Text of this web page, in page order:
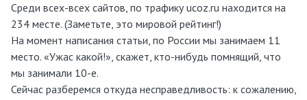
Среди всех-всех сайтов, по трафику ucoz.ru находится на
234 месте. (Заметьте, это мировой рейтинг!)
На момент написания статьи, по России мы занимаем 11
место. «Ужас какой!», скажет, кто-нибудь помнящий, что
мы занимали 10-е.
Сейчас разберемся откуда несправедливость: к сожалению,